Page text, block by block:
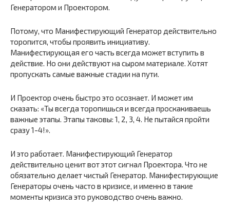
Генератором и Проектором.
Потому, что Манифестирующий Генератор действительно
торопится, чтобы проявить инициативу.
Манифестирующая его часть всегда может вступить в
действие. Но они действуют на сыром материале. Хотят
пропускать самые важные стадии на пути.
И Проектор очень быстро это осознает. И может им
сказать: «Ты всегда торопишься и всегда проскакиваешь
важные этапы. Этапы таковы: 1, 2, 3, 4. Не пытайся пройти
сразу 1-4!».
И это работает. Манифестирующий Генератор
действительно ценит вот этот сигнал Проектора. Что не
обязательно делает чистый Генератор. Манифестирующие
Генераторы очень часто в кризисе, и именно в такие
моменты кризиса это руководство очень важно.